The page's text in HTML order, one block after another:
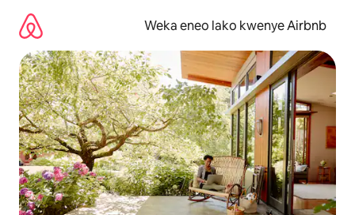
kwenda
kwenye
maudhui
Weka eneo lako kwenye Airbnb